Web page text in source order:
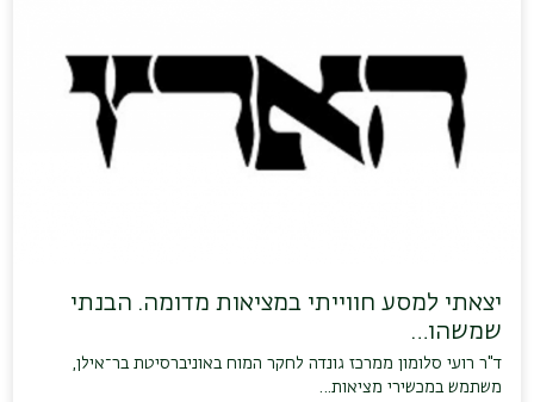
יצאתי למסע חווייתי במציאות מדומה. הבנתי
שמשהו…
ד"ר רועי סלומון ממרכז גונדה לחקר המוח באוניברסיטת בר־אילן,
משתמש במכשירי מציאות…